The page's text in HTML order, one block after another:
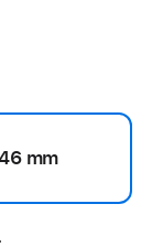
46 mm